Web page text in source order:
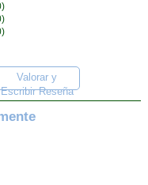
Valorar y
Escribir Reseña